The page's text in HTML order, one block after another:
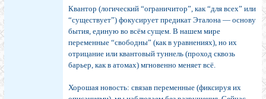
Квантор (логический “ограничитор”, как “для всех” или
“существует”) фокусирует предикат Эталона — основу
бытия, единую во всём сущем. В нашем мире
переменные “свободны” (как в уравнениях), но их
отрицание или квантовый туннель (проход сквозь
барьер, как в атомах) мгновенно меняет всё.
Хорошая новость: связав переменные (фиксируя их